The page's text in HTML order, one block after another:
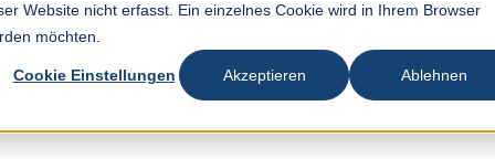
Website nicht erfasst. Ein einzelnes Cookie wird in Ihrem Browser
möchten.
Cookie Einstellungen Akzeptieren Ablehnen